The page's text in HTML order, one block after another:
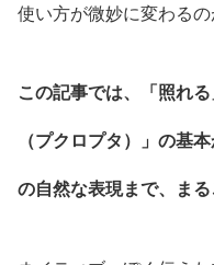
使い方が微妙に変わるの
この記事では、「照れ
（プクロプタ）」の基
の自然な表現まで、まる